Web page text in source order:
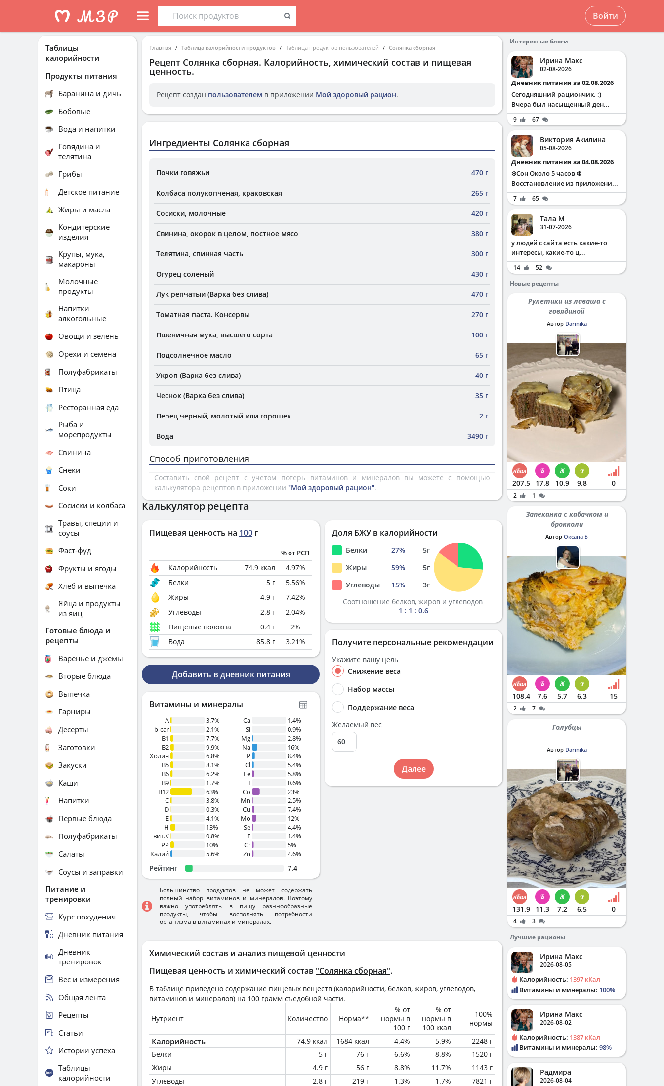
Войти
Главная Таблица калорийности продуктов Таблица продуктов пользователей Солянка сборная
Рецепт Солянка сборная. Калорийность, химический состав и пищевая
ценность.
Рецепт создан пользователем в приложении Мой здоровый рацион.
Ингредиенты Солянка сборная
Почки говяжьи 470 г
Колбаса полукопченая, краковская 265 г
Сосиски, молочные 420 г
Свинина, окорок в целом, постное мясо 380 г
Телятина, спинная часть 300 г
Огурец соленый 430 г
Лук репчатый (Варка без слива) 470 г
Томатная паста. Консервы 270 г
Пшеничная мука, высшего сорта 100 г
Подсолнечное масло 65 г
Укроп (Варка без слива) 40 г
Чеснок (Варка без слива) 35 г
Перец черный, молотый или горошек 2 г
Вода 3490 г
Способ приготовления
Составить свой рецепт с учетом потерь витаминов и минералов вы можете с помощью
калькулятора рецептов в приложении "Мой здоровый рацион".
Химический состав и анализ пищевой ценности
Пищевая ценность и химический состав "Солянка сборная".
В таблице приведено содержание пищевых веществ (калорийности, белков, жиров, углеводов,
витаминов и минералов) на 100 грамм съедобной части.
Нутриент Количество Норма**
% от
нормы в
100 г
% от
нормы в
100 ккал
100%
нормы
Калорийность 74.9 ккал 1684 ккал 4.4% 5.9%
2248 г
Белки
5 г 76 г 6.6% 8.8%
1520 г
Жиры
4.9 г 56 г 8.8% 11.7%
1143 г
Углеводы
2.8 г 219 г 1.3% 1.7%
7821 г
Калькулятор рецепта
Пищевая ценность на 100 г
% от РСП
Калорийность 74.9 ккал 4.97%
Белки
5 г 5.56%
Жиры
4.9 г 7.42%
Углеводы
2.8 г 2.04%
Пищевые волокна
0.4 г 2%
Вода
85.8 г 3.21%
Добавить в дневник питания
Витамины и минералы
A
3.7%
b-car
2.1%
В1
7.7%
B2
9.9%
Холин
6.8%
B5
8.1%
B6
6.2%
B9
1.7%
B12
63%
C
3.8%
D
0.3%
E
4.1%
H
13%
вит.К
0.8%
PP
10%
Калий
5.6%
Ca
1.4%
Si
0.9%
Mg
2.8%
Na
16%
P
8.4%
Cl
5.4%
Fe
5.8%
I
0.6%
Co
23%
Mn
2.5%
Cu
7.4%
Mo
12%
Se
4.4%
F
1.4%
Cr
5%
Zn
4.6%
Рейтинг 7.4
Большинство продуктов не может содержать
полный набор витаминов и минералов. Поэтому
важно употреблять в пищу разннообразные
продукты, чтобы восполнять потребности
организма в витаминах и минералах.
Доля БЖУ в калорийности
Белки 27% 5г
Жиры
59% 5г
Углеводы
15% 3г
Соотношение белков, жиров и углеводов
1 : 1 : 0.6
Получите персональные рекомендации
Укажите вашу цель
Снижение веса
Набор массы
Поддержание веса
Желаемый вес
Далее
Таблицы
калорийности
Продукты питания
Баранина и дичь
Бобовые
Вода и напитки
Говядина и
телятина
Грибы
Детское питание
Жиры и масла
Кондитерские
изделия
Крупы, мука,
макароны
Молочные
продукты
Напитки
алкогольные
Овощи и зелень
Орехи и семена
Полуфабрикаты
Птица
Ресторанная еда
Рыба и
морепродукты
Свинина
Снеки
Соки
Сосиски и колбаса
Травы, специи и
соусы
Фаст-фуд
Фрукты и ягоды
Хлеб и выпечка
Яйца и продукты
из яиц
Готовые блюда и
рецепты
Варенье и джемы
Вторые блюда
Выпечка
Гарниры
Десерты
Заготовки
Закуски
Каши
Напитки
Первые блюда
Полуфабрикаты
Салаты
Соусы и заправки
Питание и
тренировки
Курс похудения
Дневник питания
Дневник
тренировок
Вес и измерения
Общая лента
Рецепты
Статьи
Истории успеха
Таблицы
калорийности
Интересные блоги
Ирина Макс
02-08-2026
Дневник питания за 02.08.2026
Сегодняшний рациончик. :)
Вчера был насыщенный ден...
9 67
Виктория Акилина
05-08-2026
Дневник питания за 04.08.2026
❄️Сон Около 5 часов ❄️
Восстановление из приложени...
7 65
Тала М
31-07-2026
у людей с сайта есть какие-то
интересы, какие-то ц...
14
52
Новые рецепты
Рулетики из лаваша с
говядиной
Автор Darinika
207.5 17.8 10.9 9.8 0
2 1
Запеканка с кабачком и
брокколи
Автор Оксана Б
108.4 7.6 5.7 6.3 15
2 7
Голубцы
Автор Darinika
131.9 11.3 7.2 6.5 0
4
3
Лучшие рационы
Ирина Макс
2026-08-05
Калорийность: 1397 кКал
Витамины и минералы: 100%
Ирина Макс
2026-08-02
Калорийность: 1387 кКал
Витамины и минералы: 98%
Радмира
2026-08-04